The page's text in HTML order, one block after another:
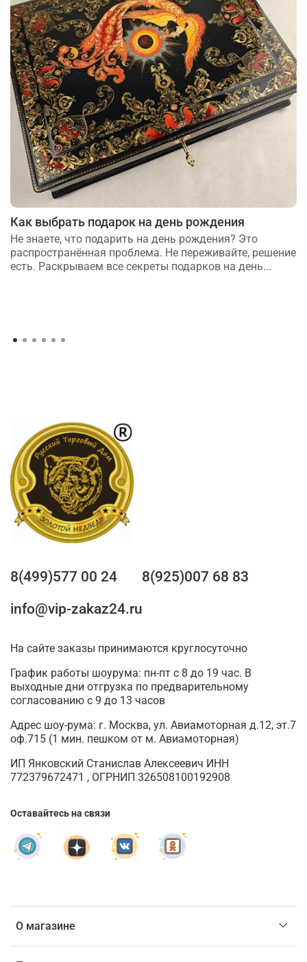
Как выбрать подарок на день рождения
Не знаете, что подарить на день рождения? Это
распространённая проблема. Не переживайте, решение
есть. Раскрываем все секреты подарков на день...
О магазине
8(499)577 00 24
8(925)007 68 83
info@vip-zakaz24.ru
На сайте заказы принимаются круглосуточно
График работы шоурума: пн-пт с 8 до 19 час. В
выходные дни отгрузка по предварительному
согласованию с 9 до 13 часов
Адрес шоу-рума: г. Москва, ул. Авиамоторная д.12, эт.7
оф.715 (1 мин. пешком от м. Авиамоторная)
ИП Янковский Станислав Алексеевич ИНН
772379672471 , ОГРНИП 326508100192908
Оставайтесь на связи